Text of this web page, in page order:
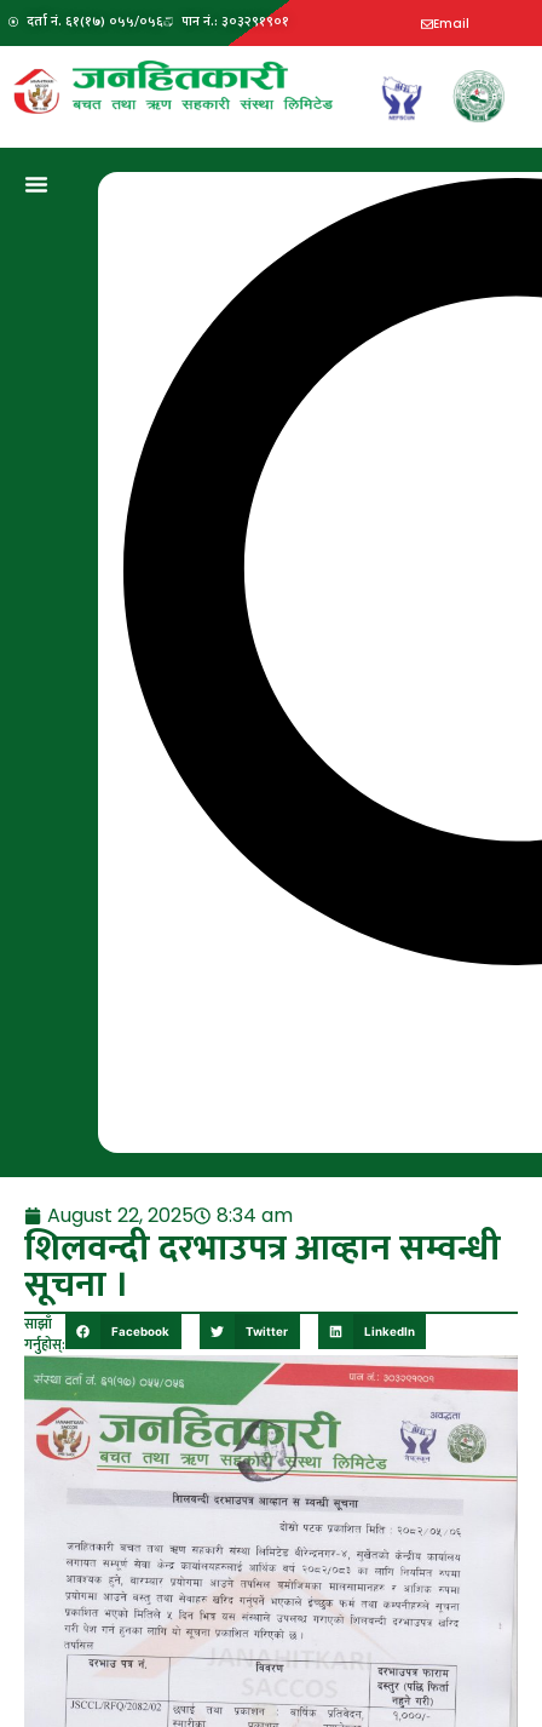
दर्ता नं. ६१(१७) ०५५/०५६ पान नं.: ३०३२९१९०१ Email
August 22, 2025 8:34 am
शिलवन्दी दरभाउपत्र आव्हान सम्वन्धी
सूचना ।
साझाँ
गर्नुहोस्:
Facebook Twitter LinkedIn